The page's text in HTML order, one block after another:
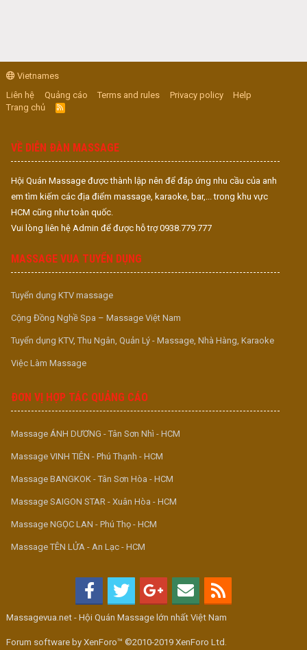
Vietnames
Liên hệ
Quảng cáo Terms and rules Privacy policy
Help
Trang chủ
R
S
VỀ DIỄN ĐÀN MASSAGE
Hội Quán Massage được thành lập nên để đáp ứng nhu cầu của anh
em tìm kiếm các địa điểm massage, karaoke, bar,... trong khu vực
HCM cũng như toàn quốc.
Vui lòng liên hệ Admin để được hỗ trợ 0938.779.777
MASSAGE VUA TUYỂN DỤNG
Tuyển dụng KTV massage
Cộng Đồng Nghề Spa – Massage Việt Nam
Tuyển dụng KTV, Thu Ngân, Quản Lý - Massage, Nhà Hàng, Karaoke
Việc Làm Massage
ĐƠN VỊ HỢP TÁC QUẢNG CÁO
Massage ÁNH DƯƠNG - Tân Sơn Nhì - HCM
Massage VINH TIÊN - Phú Thạnh - HCM
Massage BANGKOK - Tân Sơn Hòa - HCM
Massage SAIGON STAR - Xuân Hòa - HCM
Massage NGỌC LAN - Phú Thọ - HCM
Massage TÊN LỬA - An Lạc - HCM
Massagevua.net - Hội Quán Massage lớn nhất Việt Nam
Forum software by XenForo™ ©2010-2019 XenForo Ltd.